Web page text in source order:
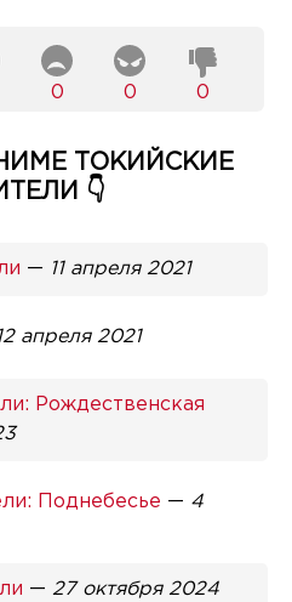
0 0 0
ТОКИЙСКИЕ
👇
— 11 апреля 2021
12 апреля 2021
Рождественская
Поднебесье — 4
— 27 октября 2024